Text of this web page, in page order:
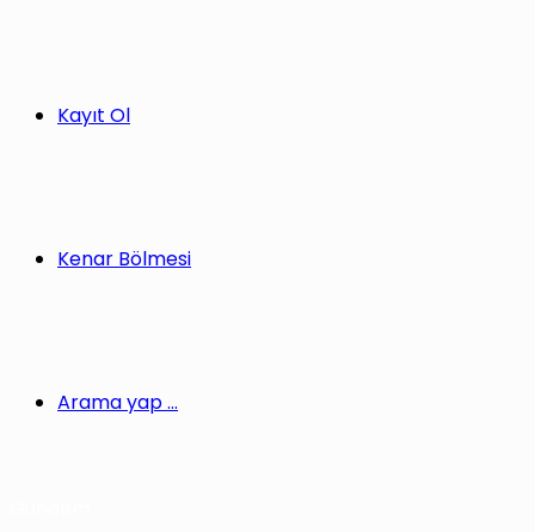
Kayıt Ol
Kenar Bölmesi
Arama yap ...